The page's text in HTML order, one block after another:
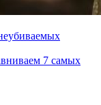
7 самых